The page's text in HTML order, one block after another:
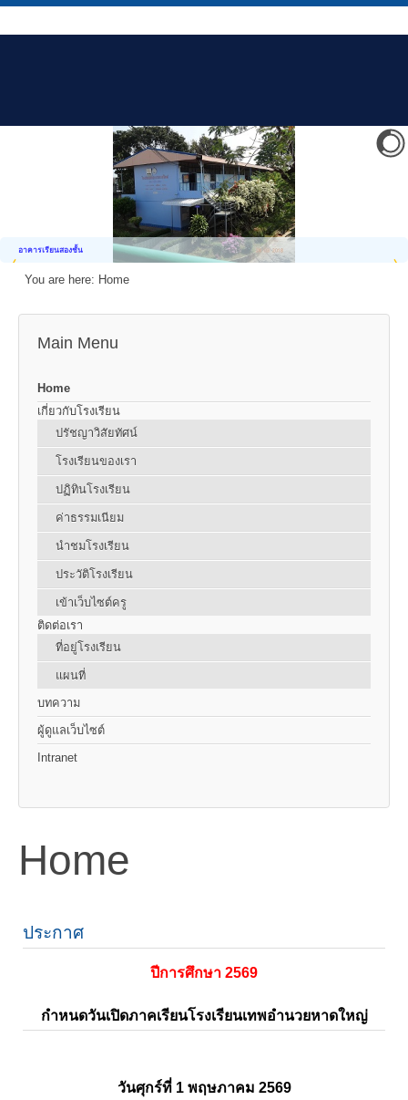
อาคารเรียนสองชั้น
You are here: Home
Main Menu
Home
เกี่ยวกับโรงเรียน
ปรัชญาวิสัยทัศน์
โรงเรียนของเรา
ปฏิทินโรงเรียน
ค่าธรรมเนียม
นำชมโรงเรียน
ประวัติโรงเรียน
เข้าเว็บไซต์ครู
ติดต่อเรา
ที่อยู่โรงเรียน
แผนที่
บทความ
ผู้ดูแลเว็บไซต์
Intranet
Home
ประกาศ
ปีการศึกษา 2569
กำหนดวันเปิดภาคเรียนโรงเรียนเทพอำนวยหาดใหญ่
วันศุกร์ที่ 1 พฤษภาคม 2569